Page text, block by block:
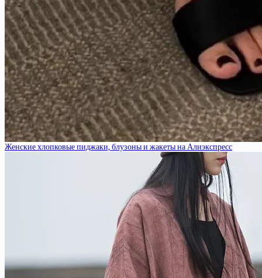
Женские хлопковые пиджаки, блузоны и жакеты на Алиэкспресс